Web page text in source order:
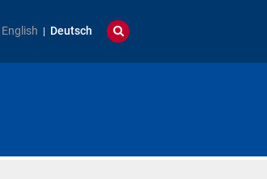
English Deutsch